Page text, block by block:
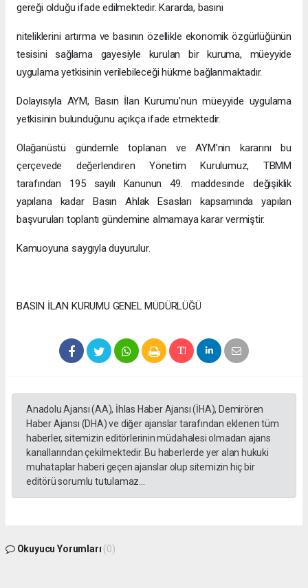
gereği olduğu ifade edilmektedir. Kararda, basını
niteliklerini artırma ve basının özellikle ekonomik özgürlüğünün
tesisini sağlama gayesiyle kurulan bir kuruma, müeyyide
uygulama yetkisinin verilebileceği hükme bağlanmaktadır.
Dolayısıyla AYM, Basın İlan Kurumu’nun müeyyide uygulama
yetkisinin bulunduğunu açıkça ifade etmektedir.
Olağanüstü gündemle toplanan ve AYM’nin kararını bu
çerçevede değerlendiren Yönetim Kurulumuz, TBMM
tarafından 195 sayılı Kanunun 49. maddesinde değişiklik
yapılana kadar Basın Ahlak Esasları kapsamında yapılan
başvuruları toplantı gündemine almamaya karar vermiştir.
Kamuoyuna saygıyla duyurulur.
BASIN İLAN KURUMU GENEL MÜDÜRLÜĞÜ
Anadolu Ajansı (AA), İhlas Haber Ajansı (İHA), Demirören
Haber Ajansı (DHA) ve diğer ajanslar tarafından eklenen tüm
haberler, sitemizin editörlerinin müdahalesi olmadan ajans
kanallarından çekilmektedir. Bu haberlerde yer alan hukuki
muhataplar haberi geçen ajanslar olup sitemizin hiç bir
editörü sorumlu tutulamaz...
Okuyucu Yorumları (0)